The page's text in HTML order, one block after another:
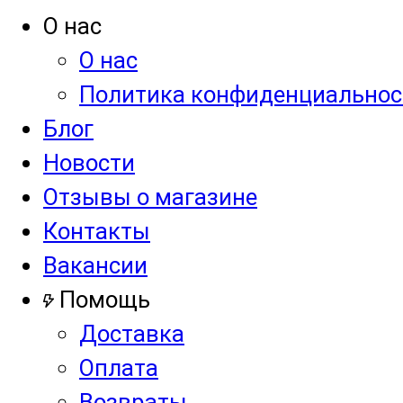
О нас
О нас
Политика
Блог
Новости
Отзывы о магазине
Контакты
Вакансии
Помощь
Доставка
Оплата